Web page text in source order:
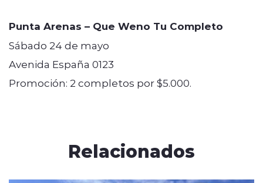
Punta Arenas – Que Weno Tu Completo
Sábado 24 de mayo
Avenida España 0123
Promoción: 2 completos por $5.000.
Relacionados